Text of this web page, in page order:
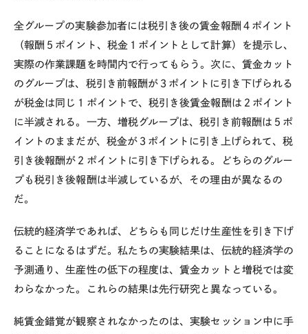
全グループの実験参加者には税引き後の賃金報酬４ポイント
（報酬５ポイント、税金１ポイントとして計算）を提示し、
実際の作業課題を時間内で行ってもらう。次に、賃金カット
のグループは、税引き前報酬が３ポイントに引き下げられる
が税金は同じ１ポイントで、税引き後賃金報酬は２ポイント
に半減される。一方、増税グループは、税引き前報酬は５ポ
イントのままだが、税金が３ポイントに引き上げられて、税
引き後報酬が２ポイントに引き下げられる。どちらのグルー
プも税引き後報酬は半減しているが、その理由が異なるの
だ。
伝統的経済学であれば、どちらも同じだけ生産性を引き下げ
ることになるはずだ。私たちの実験結果は、伝統的経済学の
予測通り、生産性の低下の程度は、賃金カットと増税では変
わらなかった。これらの結果は先行研究と異なっている。
純賃金錯覚が観察されなかったのは、実験セッション中に手